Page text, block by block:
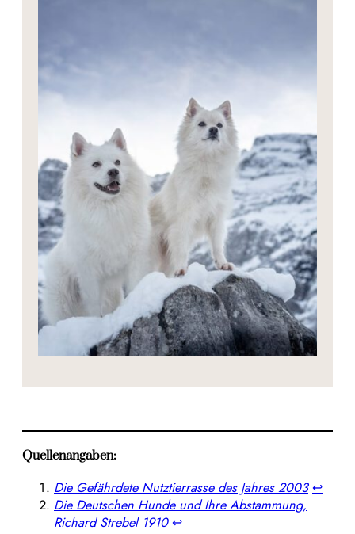
Quellenangaben:
Die Gefährdete Nutztierrasse des Jahres 2003 ↩︎
Die Deutschen Hunde und Ihre Abstammung,
Richard Strebel 1910 ↩︎